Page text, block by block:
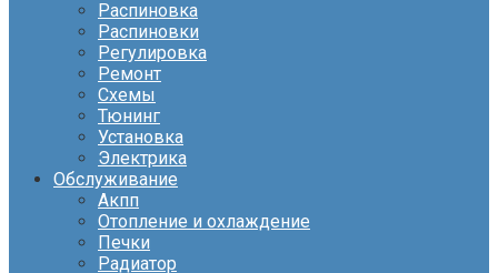
Распиновка
Распиновки
Регулировка
Ремонт
Схемы
Тюнинг
Установка
Электрика
Обслуживание
Акпп
Отопление и охлаждение
Печки
Радиатор